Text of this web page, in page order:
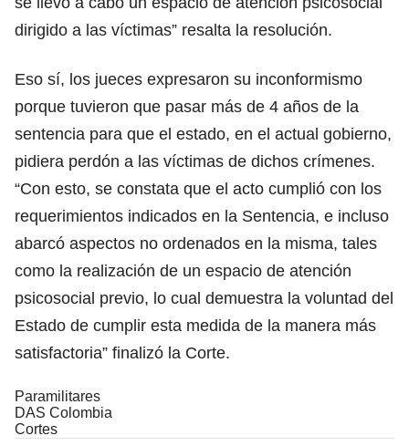
dirigido a las víctimas” resalta la resolución.
Eso sí, los jueces expresaron su inconformismo
porque tuvieron que pasar más de 4 años de la
sentencia para que el estado, en el actual gobierno,
pidiera perdón a las víctimas de dichos crímenes.
“Con esto, se constata que el acto cumplió con los
requerimientos indicados en la Sentencia, e incluso
abarcó aspectos no ordenados en la misma, tales
como la realización de un espacio de atención
psicosocial previo, lo cual demuestra la voluntad del
Estado de cumplir esta medida de la manera más
satisfactoria” finalizó la Corte.
Paramilitares
DAS Colombia
Cortes